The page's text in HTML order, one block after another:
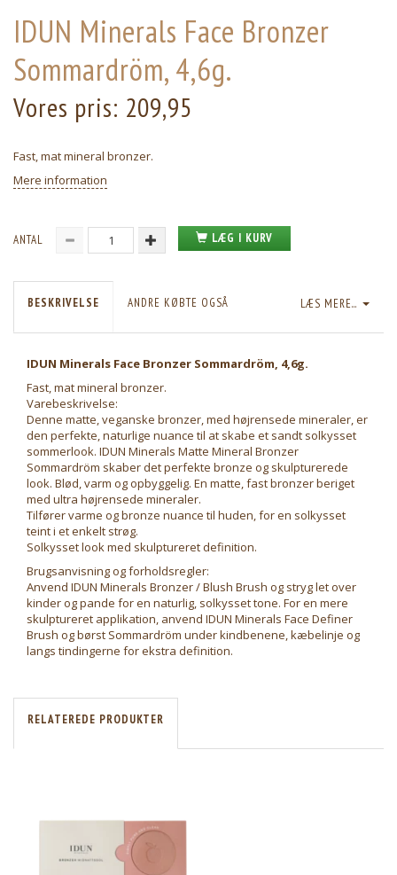
IDUN Minerals Face Bronzer
Sommardröm, 4,6g.
Vores pris: 209,95
Fast, mat mineral bronzer.
Mere information
ANTAL LÆG I KURV
LÆS MERE...
BESKRIVELSE ANDRE KØBTE OGSÅ
IDUN Minerals Face Bronzer Sommardröm, 4,6g.
Fast, mat mineral bronzer.
Varebeskrivelse:
Denne matte, veganske bronzer, med højrensede mineraler, er
den perfekte, naturlige nuance til at skabe et sandt solkysset
sommerlook. IDUN Minerals Matte Mineral Bronzer
Sommardröm skaber det perfekte bronze og skulpturerede
look. Blød, varm og opbyggelig. En matte, fast bronzer beriget
med ultra højrensede mineraler.
Tilfører varme og bronze nuance til huden, for en solkysset
teint i et enkelt strøg.
Solkysset look med skulptureret definition.
Brugsanvisning og forholdsregler:
Anvend IDUN Minerals Bronzer / Blush Brush og stryg let over
kinder og pande for en naturlig, solkysset tone. For en mere
skulptureret applikation, anvend IDUN Minerals Face Definer
Brush og børst Sommardröm under kindbenene, kæbelinje og
langs tindingerne for ekstra definition.
RELATEREDE PRODUKTER